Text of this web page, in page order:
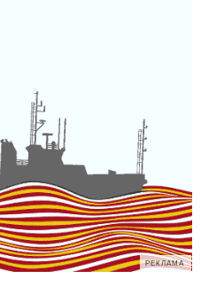
РЕКЛАМА